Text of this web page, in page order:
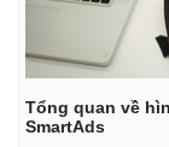
Tin nóng
Tổng quan về
SmartAds